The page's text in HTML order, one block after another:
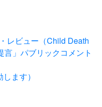
レビュー（Child Death
」パブリックコメント
ます）